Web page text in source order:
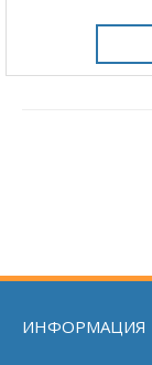
ИНФОРМАЦИЯ